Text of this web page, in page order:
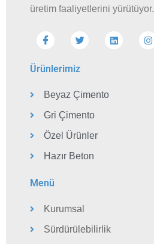
üretim faaliyetlerini yürütüyor.
Ürünlerimiz
Beyaz Çimento
Gri Çimento
Özel Ürünler
Hazır Beton
Menü
Kurumsal
Sürdürülebilirlik